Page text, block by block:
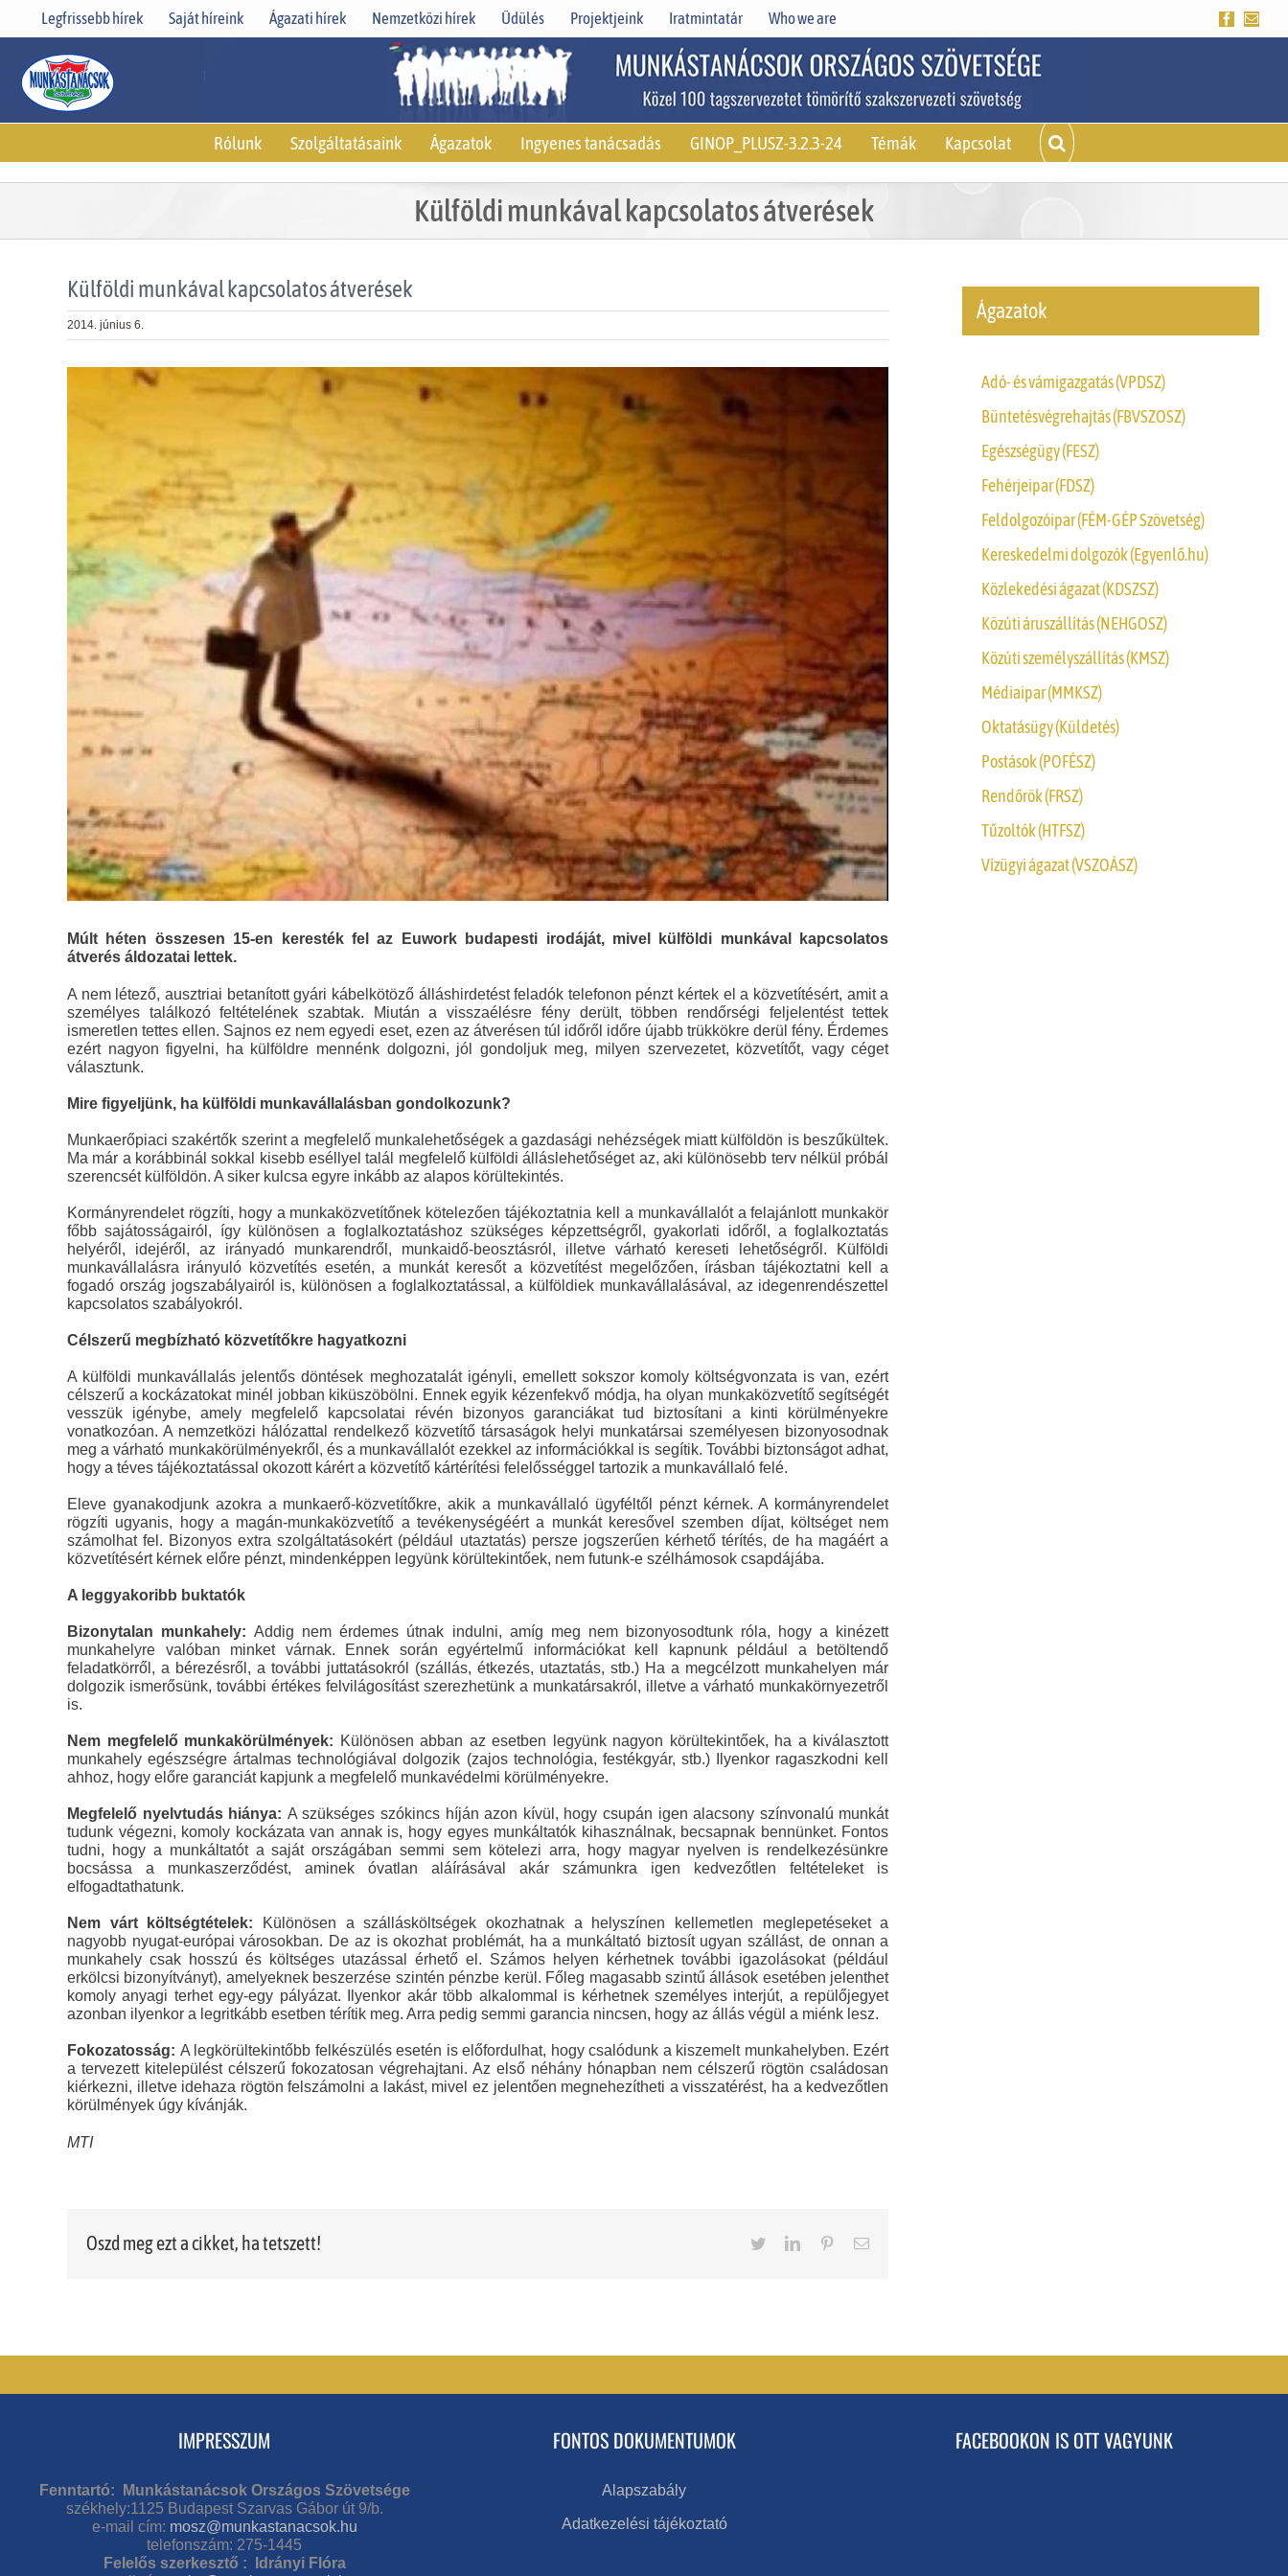
Legfrissebb hírek Saját híreink Ágazati hírek Nemzetközi hírek Üdülés Projektjeink Iratmintatár Who we are Facebook
Rólunk Szolgáltatásaink Ágazatok Ingyenes tanácsadás GINOP_PLUSZ-3.2.3-24 Témák Kapcsolat
Külföldi munkával kapcsolatos átverések
Külföldi munkával kapcsolatos átverések
2014. június 6.
Múlt héten összesen 15-en keresték fel az Euwork budapesti irodáját, mivel külföldi munkával kapcsolatos
átverés áldozatai lettek.
A nem létező, ausztriai betanított gyári kábelkötöző álláshirdetést feladók telefonon pénzt kértek el a közvetítésért, amit a
személyes találkozó feltételének szabtak. Miután a visszaélésre fény derült, többen rendőrségi feljelentést tettek
ismeretlen tettes ellen. Sajnos ez nem egyedi eset, ezen az átverésen túl időről időre újabb trükkökre derül fény. Érdemes
ezért nagyon figyelni, ha külföldre mennénk dolgozni, jól gondoljuk meg, milyen szervezetet, közvetítőt, vagy céget
választunk.
Mire figyeljünk, ha külföldi munkavállalásban gondolkozunk?
Munkaerőpiaci szakértők szerint a megfelelő munkalehetőségek a gazdasági nehézségek miatt külföldön is beszűkültek.
Ma már a korábbinál sokkal kisebb eséllyel talál megfelelő külföldi álláslehetőséget az, aki különösebb terv nélkül próbál
szerencsét külföldön. A siker kulcsa egyre inkább az alapos körültekintés.
Kormányrendelet rögzíti, hogy a munkaközvetítőnek kötelezően tájékoztatnia kell a munkavállalót a felajánlott munkakör
főbb sajátosságairól, így különösen a foglalkoztatáshoz szükséges képzettségről, gyakorlati időről, a foglalkoztatás
helyéről, idejéről, az irányadó munkarendről, munkaidő-beosztásról, illetve várható kereseti lehetőségről. Külföldi
munkavállalásra irányuló közvetítés esetén, a munkát keresőt a közvetítést megelőzően, írásban tájékoztatni kell a
fogadó ország jogszabályairól is, különösen a foglalkoztatással, a külföldiek munkavállalásával, az idegenrendészettel
kapcsolatos szabályokról.
Célszerű megbízható közvetítőkre hagyatkozni
A külföldi munkavállalás jelentős döntések meghozatalát igényli, emellett sokszor komoly költségvonzata is van, ezért
célszerű a kockázatokat minél jobban kiküszöbölni. Ennek egyik kézenfekvő módja, ha olyan munkaközvetítő segítségét
vesszük igénybe, amely megfelelő kapcsolatai révén bizonyos garanciákat tud biztosítani a kinti körülményekre
vonatkozóan. A nemzetközi hálózattal rendelkező közvetítő társaságok helyi munkatársai személyesen bizonyosodnak
meg a várható munkakörülményekről, és a munkavállalót ezekkel az információkkal is segítik. További biztonságot adhat,
hogy a téves tájékoztatással okozott kárért a közvetítő kártérítési felelősséggel tartozik a munkavállaló felé.
Eleve gyanakodjunk azokra a munkaerő-közvetítőkre, akik a munkavállaló ügyféltől pénzt kérnek. A kormányrendelet
rögzíti ugyanis, hogy a magán-munkaközvetítő a tevékenységéért a munkát keresővel szemben díjat, költséget nem
számolhat fel. Bizonyos extra szolgáltatásokért (például utaztatás) persze jogszerűen kérhető térítés, de ha magáért a
közvetítésért kérnek előre pénzt, mindenképpen legyünk körültekintőek, nem futunk-e szélhámosok csapdájába.
A leggyakoribb buktatók
Bizonytalan munkahely: Addig nem érdemes útnak indulni, amíg meg nem bizonyosodtunk róla, hogy a kinézett
munkahelyre valóban minket várnak. Ennek során egyértelmű információkat kell kapnunk például a betöltendő
feladatkörről, a bérezésről, a további juttatásokról (szállás, étkezés, utaztatás, stb.) Ha a megcélzott munkahelyen már
dolgozik ismerősünk, további értékes felvilágosítást szerezhetünk a munkatársakról, illetve a várható munkakörnyezetről
is.
Nem megfelelő munkakörülmények: Különösen abban az esetben legyünk nagyon körültekintőek, ha a kiválasztott
munkahely egészségre ártalmas technológiával dolgozik (zajos technológia, festékgyár, stb.) Ilyenkor ragaszkodni kell
ahhoz, hogy előre garanciát kapjunk a megfelelő munkavédelmi körülményekre.
Megfelelő nyelvtudás hiánya: A szükséges szókincs híján azon kívül, hogy csupán igen alacsony színvonalú munkát
tudunk végezni, komoly kockázata van annak is, hogy egyes munkáltatók kihasználnak, becsapnak bennünket. Fontos
tudni, hogy a munkáltatót a saját országában semmi sem kötelezi arra, hogy magyar nyelven is rendelkezésünkre
bocsássa a munkaszerződést, aminek óvatlan aláírásával akár számunkra igen kedvezőtlen feltételeket is
elfogadtathatunk.
Nem várt költségtételek: Különösen a szállásköltségek okozhatnak a helyszínen kellemetlen meglepetéseket a
nagyobb nyugat-európai városokban. De az is okozhat problémát, ha a munkáltató biztosít ugyan szállást, de onnan a
munkahely csak hosszú és költséges utazással érhető el. Számos helyen kérhetnek további igazolásokat (például
erkölcsi bizonyítványt), amelyeknek beszerzése szintén pénzbe kerül. Főleg magasabb szintű állások esetében jelenthet
komoly anyagi terhet egy-egy pályázat. Ilyenkor akár több alkalommal is kérhetnek személyes interjút, a repülőjegyet
azonban ilyenkor a legritkább esetben térítik meg. Arra pedig semmi garancia nincsen, hogy az állás végül a miénk lesz.
Fokozatosság: A legkörültekintőbb felkészülés esetén is előfordulhat, hogy csalódunk a kiszemelt munkahelyben. Ezért
a tervezett kitelepülést célszerű fokozatosan végrehajtani. Az első néhány hónapban nem célszerű rögtön családosan
kiérkezni, illetve idehaza rögtön felszámolni a lakást, mivel ez jelentően megnehezítheti a visszatérést, ha a kedvezőtlen
körülmények úgy kívánják.
MTI
Oszd meg ezt a cikket, ha tetszett! TwitterLinkedInPinterestEmail
Ágazatok
Adó- és vámigazgatás (VPDSZ)
Büntetésvégrehajtás (FBVSZOSZ)
Egészségügy (FESZ)
Fehérjeipar (FDSZ)
Feldolgozóipar (FÉM-GÉP Szövetség)
Kereskedelmi dolgozók (Egyenlő.hu)
Közlekedési ágazat (KDSZSZ)
Közúti áruszállítás (NEHGOSZ)
Közúti személyszállítás (KMSZ)
Médiaipar (MMKSZ)
Oktatásügy (Küldetés)
Postások (POFÉSZ)
Rendőrök (FRSZ)
Tűzoltók (HTFSZ)
Vízügyi ágazat (VSZOÁSZ)
IMPRESSZUM
Fenntartó: Munkástanácsok Országos Szövetsége
székhely:1125 Budapest Szarvas Gábor út 9/b.
e-mail cím: mosz@munkastanacsok.hu
telefonszám: 275-1445
Felelős szerkesztő : Idrányi Flóra
FONTOS DOKUMENTUMOK
Alapszabály
Adatkezelési tájékoztató
FACEBOOKON IS OTT VAGYUNK